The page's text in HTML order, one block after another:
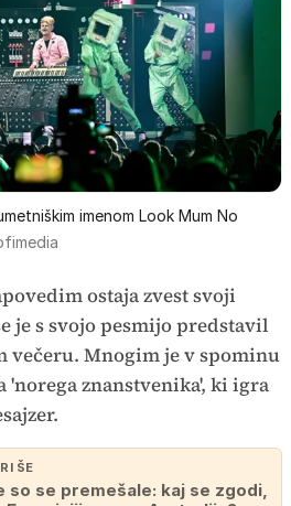
imenom Look Mum No
ostaja zvest svoji
je s svojo pesmijo predstavil
večeru. Mnogim je v spominu
'norega znanstvenika', ki igra
ŠE
so se premešale: kaj se zgodi,